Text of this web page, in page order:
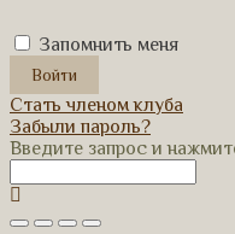
Запомнить меня
Стать членом клуба
Забыли пароль?
Введите запрос и